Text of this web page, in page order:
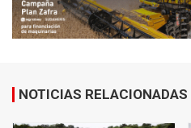
NOTICIAS RELACIONADAS